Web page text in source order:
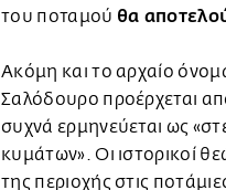
του ποταμού θα
Ακόμη και το αρχαίο
Σαλόδουρο προέρχεται
συχνά ερμηνεύεται ως
κυμάτων». Οι ιστορικοί
της περιοχής στις